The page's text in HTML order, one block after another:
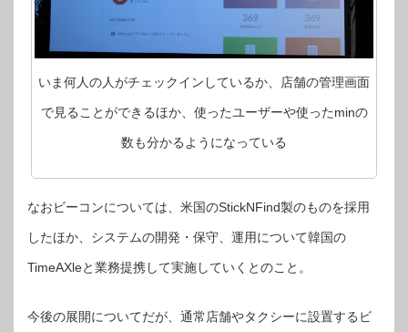
いま何人の人がチェックインしているか、店舗の管理画面
で見ることができるほか、使ったユーザーや使ったminの
数も分かるようになっている
なおビーコンについては、米国のStickNFind製のものを採用
したほか、システムの開発・保守、運用について韓国の
TimeAXleと業務提携して実施していくとのこと。
今後の展開についてだが、通常店舗やタクシーに設置するビ